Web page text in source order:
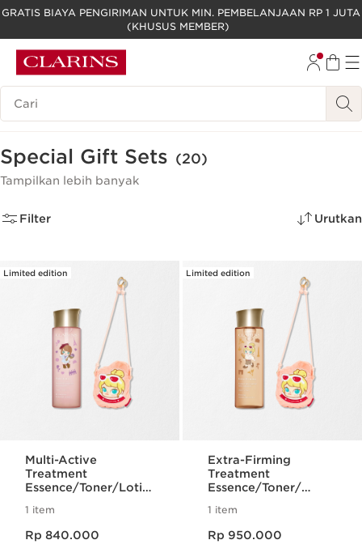
LEWATI KE KONTEN
GO TO FOOTER
GRATIS BIAYA PENGIRIMAN UNTUK MIN. PEMBELANJAAN RP 1 JUTA
(KHUSUS MEMBER)
Legenda Pencarian
Special Gift Sets (20)
Tampilkan lebih banyak
Filter Urutkan
Limited edition
Multi-Active
Treatment
Essence/Toner/Lotio
Limited Edition
1 item
Rp 840.000
Limited edition
Extra-Firming
Treatment
Essence/Toner/
Limited Edition
1 item
Rp 950.000